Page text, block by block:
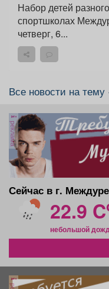
Набор детей
спортшколах
четверг, 6...
Все новости на
реклама
Сейчас в г.
22.9 C
небольшой